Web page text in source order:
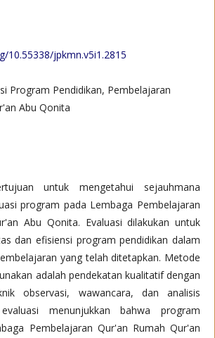
10.55338/jpkmn.v5i1.2815
Program Pendidikan, Pembelajaran
Abu Qonita
untuk mengetahui sejauhmana
program pada Lembaga Pembelajaran
Abu Qonita. Evaluasi dilakukan untuk
dan efisiensi program pendidikan dalam
yang telah ditetapkan. Metode
adalah pendekatan kualitatif dengan
observasi, wawancara, dan analisis
menunjukkan bahwa program
Pembelajaran Qur'an Rumah Qur'an